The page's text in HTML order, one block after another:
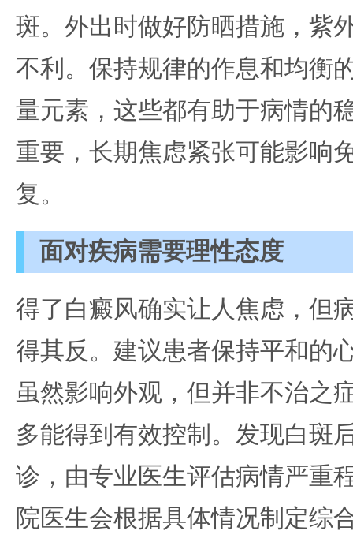
斑。外出时做好防晒措施，紫
不利。保持规律的作息和均衡
量元素，这些都有助于病情的
重要，长期焦虑紧张可能影响
复。
面对疾病需要理性态度
得了白癜风确实让人焦虑，但
得其反。建议患者保持平和的
虽然影响外观，但并非不治之
多能得到有效控制。发现白斑
诊，由专业医生评估病情严重
院医生会根据具体情况制定综